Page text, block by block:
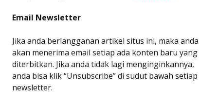
Email Newsletter
Jika anda berlangganan artikel situs ini, maka anda
akan menerima email setiap ada konten baru yang
diterbitkan. Jika anda tidak lagi menginginkannya,
anda bisa klik “Unsubscribe” di sudut bawah setiap
newsletter.